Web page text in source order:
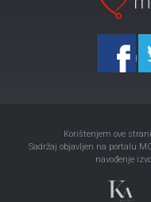
Copyright
Korištenjem ove
Sadržaj objavljen na portalu
navođenje